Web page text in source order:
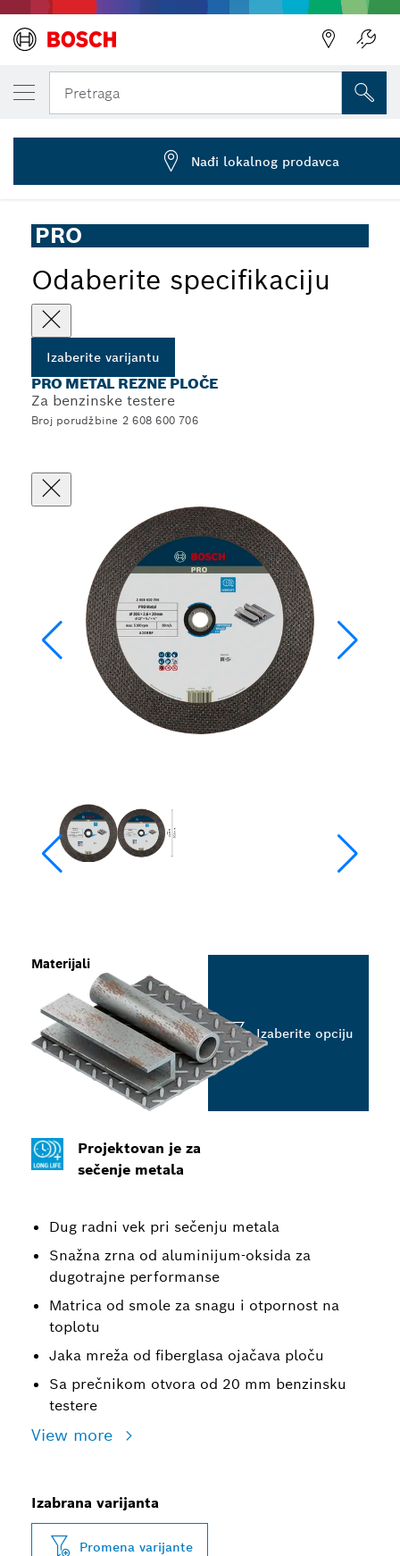
Pretraga
...
PRO Metal lepljena rezna ploča za benzinske testere, otvor
PRO
Odaberite specifikaciju
Izaberite varijantu
PRO METAL REZNE PLOČE
Za benzinske testere
Broj porudžbine 2 608 600 706
Projektovan je za
sečenje metala
Dug radni vek pri sečenju metala
Snažna zrna od aluminijum-oksida za
dugotrajne performanse
Matrica od smole za snagu i otpornost na
toplotu
Jaka mreža od fiberglasa ojačava ploču
Sa prečnikom otvora od 20 mm benzinsku
testere
View more
Materijali
Izaberite opciju
Izabrana varijanta
Promena varijante
IZABRANA VARIJANTA
PRO Metal rezna ploča, 300×3,5×20 mm
2 608 600 706
Nađi lokalnog prodavca